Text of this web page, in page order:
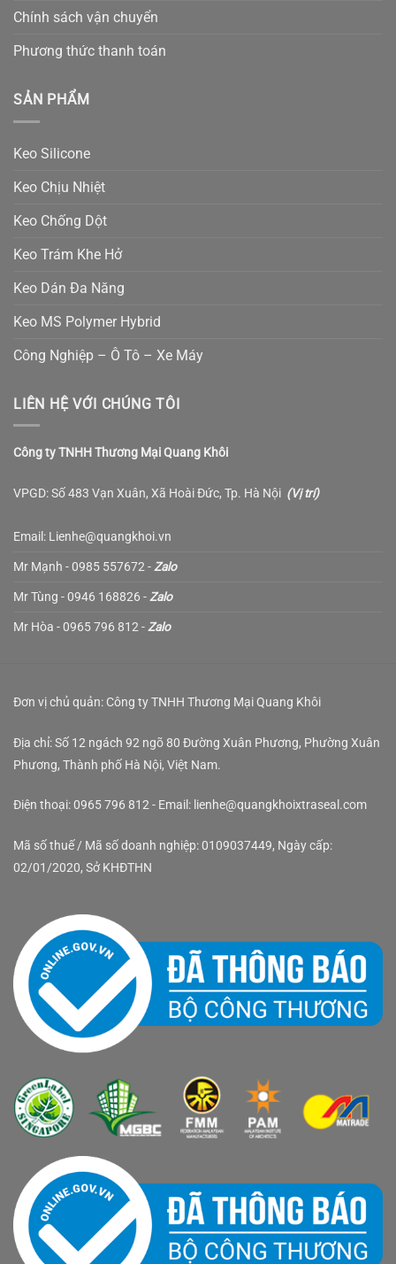
Chính sách vận chuyển
Phương thức thanh toán
SẢN PHẨM
Keo Silicone
Keo Chịu Nhiệt
Keo Chống Dột
Keo Trám Khe Hở
Keo Dán Đa Năng
Keo MS Polymer Hybrid
Công Nghiệp – Ô Tô – Xe Máy
LIÊN HỆ VỚI CHÚNG TÔI
Công ty TNHH Thương Mại Quang Khôi
VPGD: Số 483 Vạn Xuân, Xã Hoài Đức, Tp. Hà Nội (Vị trí)
Email: Lienhe@quangkhoi.vn
Mr Mạnh - 0985 557672 - Zalo
Mr Tùng - 0946 168826 - Zalo
Mr Hòa - 0965 796 812 - Zalo
Đơn vị chủ quản: Công ty TNHH Thương Mại Quang Khôi
Địa chỉ: Số 12 ngách 92 ngõ 80 Đường Xuân Phương, Phường Xuân
Phương, Thành phố Hà Nội, Việt Nam.
Điện thoại: 0965 796 812 - Email: lienhe@quangkhoixtraseal.com
Mã số thuế / Mã số doanh nghiệp: 0109037449, Ngày cấp:
02/01/2020, Sở KHĐTHN